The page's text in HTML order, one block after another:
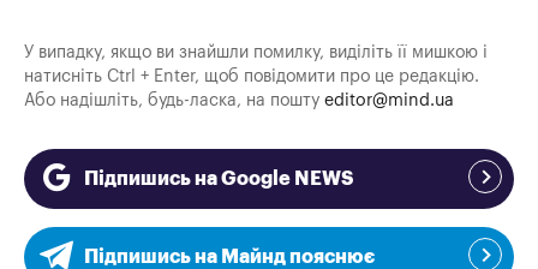
У випадку, якщо ви знайшли помилку, виділіть її мишкою і
натисніть Ctrl + Enter, щоб повідомити про це редакцію.
Або надішліть, будь-ласка, на пошту editor@mind.ua
Підпишись на Google NEWS
Підпишись на Майнд пояснює